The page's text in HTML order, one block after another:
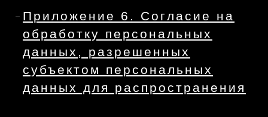
Приложение 6. Согласие на
обработку персональных
данных, разрешенных
субъектом персональных
данных для распространения